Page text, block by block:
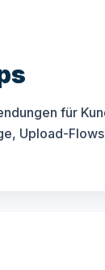
für
Upload-